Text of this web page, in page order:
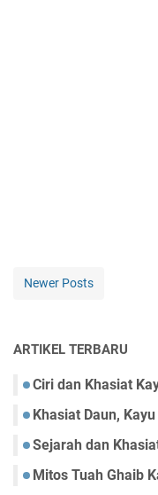
Newer Posts
ARTIKEL TERBARU
Ciri dan Khasiat
Khasiat Daun,
Sejarah dan
Mitos Tuah Ghaib